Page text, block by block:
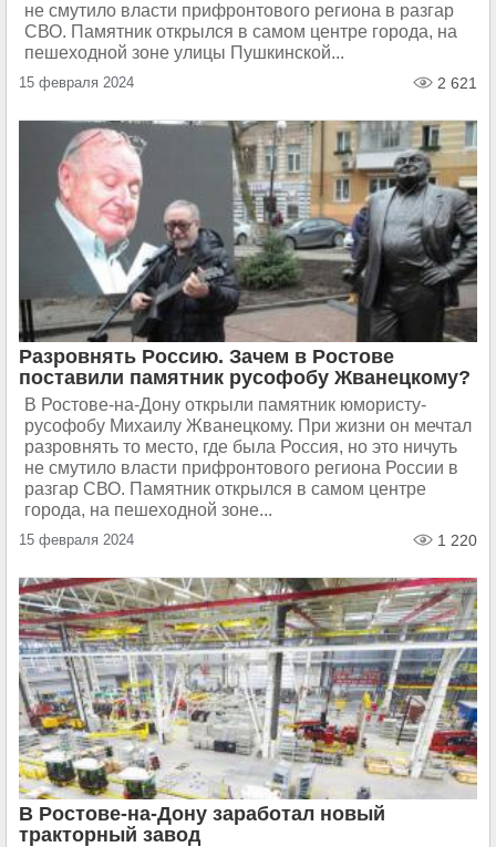
не смутило власти прифронтового региона в разгар
СВО. Памятник открылся в самом центре города, на
пешеходной зоне улицы Пушкинской...
15 февраля 2024 2 621
Разровнять Россию. Зачем в Ростове
поставили памятник русофобу Жванецкому?
В Ростове-на-Дону открыли памятник юмористу-
русофобу Михаилу Жванецкому. При жизни он мечтал
разровнять то место, где была Россия, но это ничуть
не смутило власти прифронтового региона России в
разгар СВО. Памятник открылся в самом центре
города, на пешеходной зоне...
15 февраля 2024 1 220
В Ростове-на-Дону заработал новый
тракторный завод